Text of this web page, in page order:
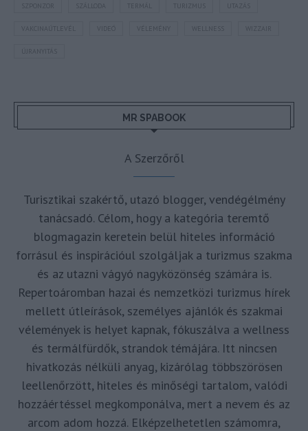
TERMÁL TURIZMUS UTAZÁS
VAKCINAÚTLEVÉL
ÚJRANYITÁS
MR SPABOOK
A Szerzőről
Turisztikai szakértő, utazó blogger, vendégélmény
tanácsadó. Célom, hogy a kategória teremtő
blogmagazin keretein belül hiteles információ
forrásul és inspirációul szolgáljak a turizmus szakma
és az utazni vágyó nagyközönség számára is.
Repertoáromban hazai és nemzetközi turizmus hírek
mellett útleírások, személyes ajánlók és szakmai
vélemények is helyet kapnak, fókuszálva a wellness
és termálfürdők, strandok témájára. Itt nincsen
hivatkozás nélküli anyag, kizárólag többszörösen
leellenőrzött, hiteles és minőségi tartalom, valódi
hozzáértéssel megkomponálva, mert a nevem és az
arcom adom hozzá. Elképzelhetetlen számomra,